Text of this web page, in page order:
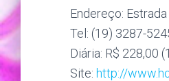
Endereço:
Tel: (19) 3287-
Diária: R$ 228,00
Site: http://